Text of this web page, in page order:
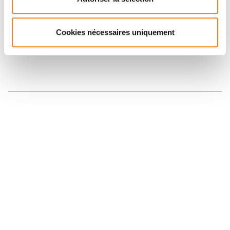
Cookies nécessaires uniquement